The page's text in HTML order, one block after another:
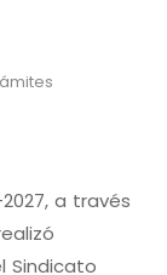
a través
Sindicato